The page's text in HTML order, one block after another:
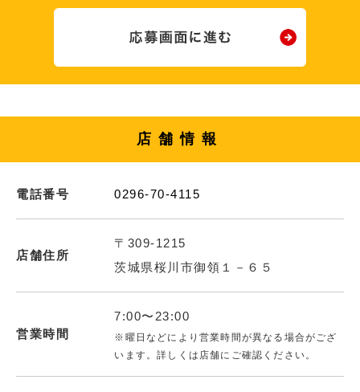
店舗情報
電話番号 0296-70-4115
店舗住所
〒309-1215
茨城県桜川市御領１－６５
営業時間
7:00〜23:00
※曜日などにより営業時間が異なる場合がござ
います。詳しくは店舗にご確認ください。